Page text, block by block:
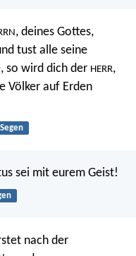
, deines Gottes,
tust alle seine
so wird dich der HERR,
Völker auf Erden
Segen
sei mit eurem Geist!
nach der